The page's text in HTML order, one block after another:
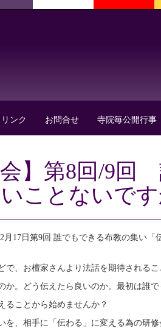
リンク お問合せ 寺院毎公開行事
会】第8回/9
いことないで
月17日第9回 誰でもできる布教の集い「
で、お檀家さんより法話を期待されるこ
か。どう伝えたら良いのか。最初は誰で
ることから始めませんか？
を、相手に「伝わる」に変える為の研修